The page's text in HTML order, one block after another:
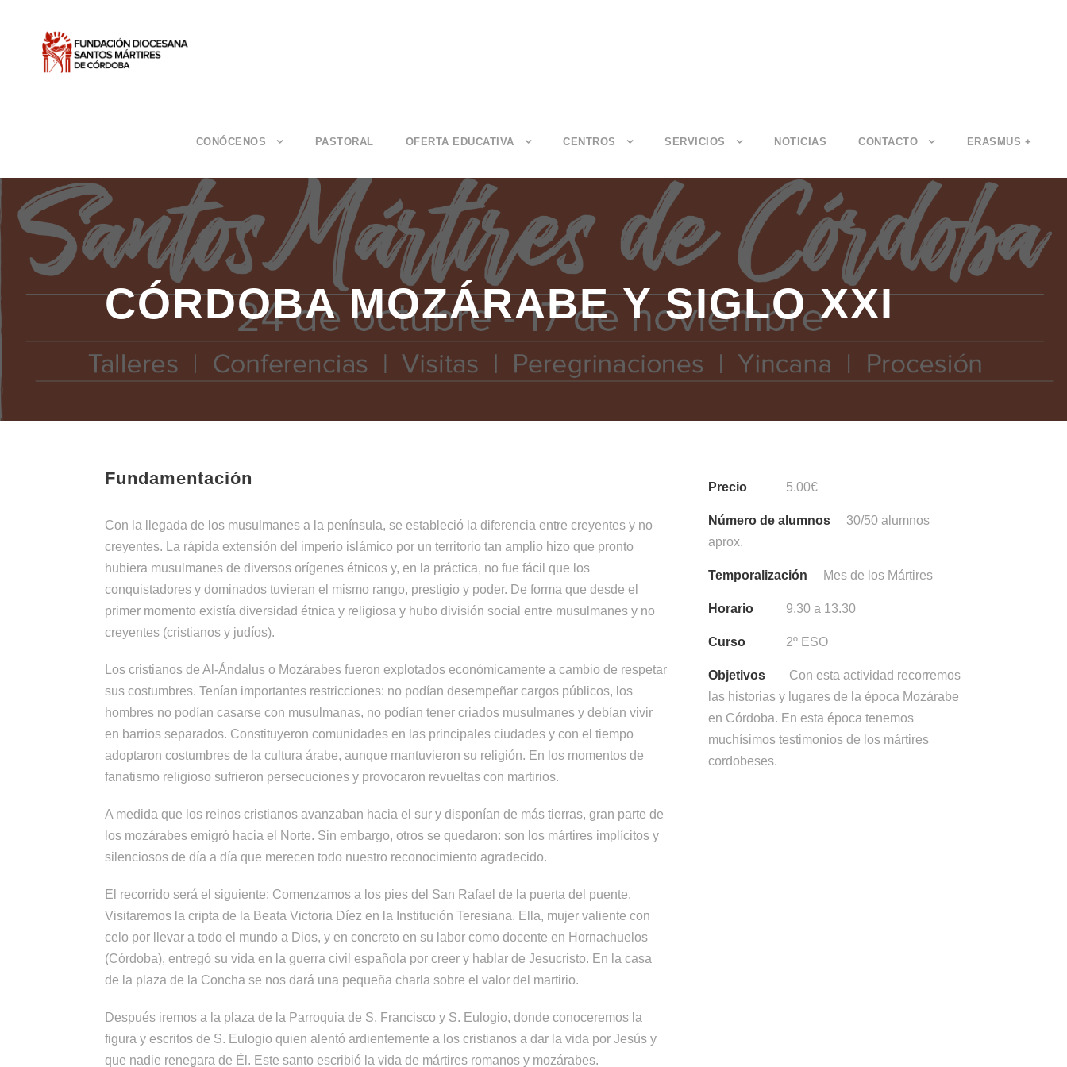
CONÓCENOS PASTORAL OFERTA EDUCATIVA CENTROS SERVICIOS NOTICIAS CONTACTO ERASMUS +
CÓRDOBA MOZÁRABE Y SIGLO XXI
Fundamentación
Con la llegada de los musulmanes a la península, se estableció la diferencia entre creyentes y no
creyentes. La rápida extensión del imperio islámico por un territorio tan amplio hizo que pronto
hubiera musulmanes de diversos orígenes étnicos y, en la práctica, no fue fácil que los
conquistadores y dominados tuvieran el mismo rango, prestigio y poder. De forma que desde el
primer momento existía diversidad étnica y religiosa y hubo división social entre musulmanes y no
creyentes (cristianos y judíos).
Los cristianos de Al-Ándalus o Mozárabes fueron explotados económicamente a cambio de respetar
sus costumbres. Tenían importantes restricciones: no podían desempeñar cargos públicos, los
hombres no podían casarse con musulmanas, no podían tener criados musulmanes y debían vivir
en barrios separados. Constituyeron comunidades en las principales ciudades y con el tiempo
adoptaron costumbres de la cultura árabe, aunque mantuvieron su religión. En los momentos de
fanatismo religioso sufrieron persecuciones y provocaron revueltas con martirios.
A medida que los reinos cristianos avanzaban hacia el sur y disponían de más tierras, gran parte de
los mozárabes emigró hacia el Norte. Sin embargo, otros se quedaron: son los mártires implícitos y
silenciosos de día a día que merecen todo nuestro reconocimiento agradecido.
El recorrido será el siguiente: Comenzamos a los pies del San Rafael de la puerta del puente.
Visitaremos la cripta de la Beata Victoria Díez en la Institución Teresiana. Ella, mujer valiente con
celo por llevar a todo el mundo a Dios, y en concreto en su labor como docente en Hornachuelos
(Córdoba), entregó su vida en la guerra civil española por creer y hablar de Jesucristo. En la casa
de la plaza de la Concha se nos dará una pequeña charla sobre el valor del martirio.
Después iremos a la plaza de la Parroquia de S. Francisco y S. Eulogio, donde conoceremos la
figura y escritos de S. Eulogio quien alentó ardientemente a los cristianos a dar la vida por Jesús y
que nadie renegara de Él. Este santo escribió la vida de mártires romanos y mozárabes.
Precio 5.00€
Número de alumnos
30/50 alumnos
aprox.
Temporalización Mes de los Mártires
Horario 9.30 a 13.30
Curso 2º ESO
Objetivos
Con esta actividad recorremos
las historias y lugares de la época Mozárabe
en Córdoba. En esta época tenemos
muchísimos testimonios de los mártires
cordobeses.